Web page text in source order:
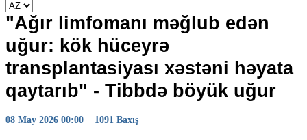
"Ağır limfomanı məğlub edən
uğur: kök hüceyrə
transplantasiyası xəstəni həyata
qaytarıb" - Tibbdə böyük uğur
08 May 2026 00:00 1091 Baxış